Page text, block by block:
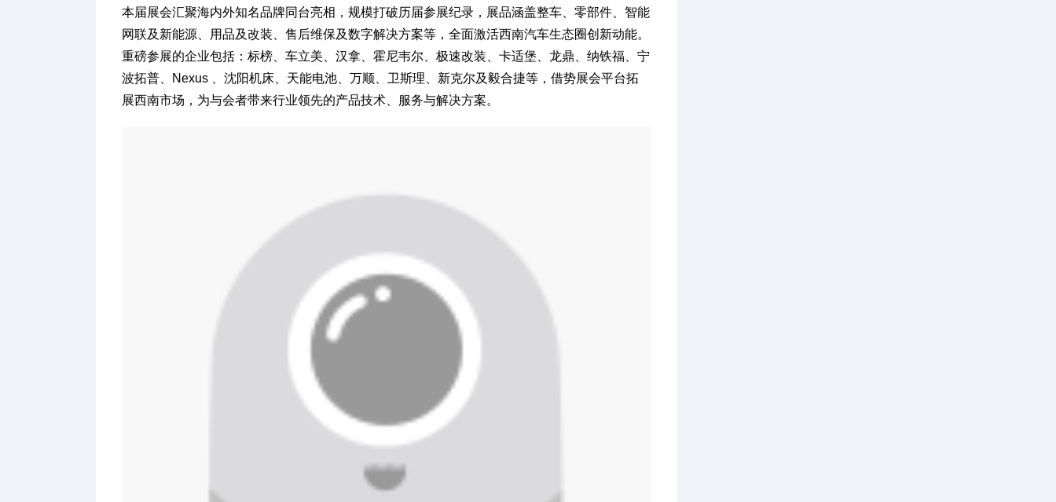
本届展会汇聚海内外知名品牌同台亮相，规模打破历届参展纪录，展品涵盖整车、零部件、智能
网联及新能源、用品及改装、售后维保及数字解决方案等，全面激活西南汽车生态圈创新动能。
重磅参展的企业包括：标榜、车立美、汉拿、霍尼韦尔、极速改装、卡适堡、龙鼎、纳铁福、宁
波拓普、Nexus 、沈阳机床、天能电池、万顺、卫斯理、新克尔及毅合捷等，借势展会平台拓
展西南市场，为与会者带来行业领先的产品技术、服务与解决方案。